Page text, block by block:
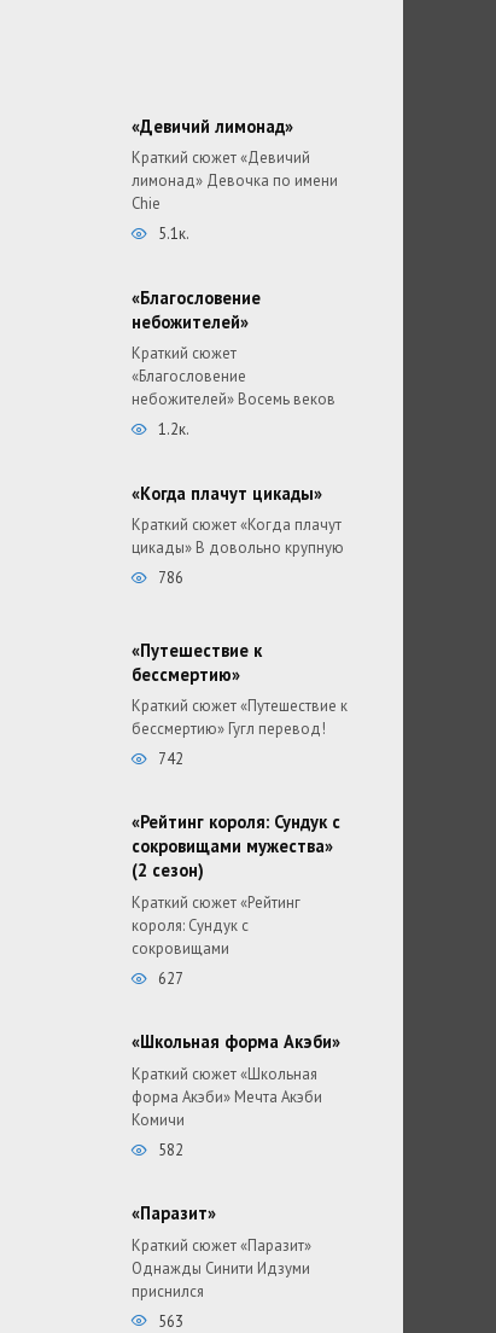
«Девичий лимонад»
Краткий сюжет «Девичий
лимонад» Девочка по имени
Chie
5.1к.
«Благословение
небожителей»
Краткий сюжет
«Благословение
небожителей» Восемь веков
1.2к.
«Когда плачут цикады»
Краткий сюжет «Когда плачут
цикады» В довольно крупную
786
«Путешествие к
бессмертию»
Краткий сюжет «Путешествие к
бессмертию» Гугл перевод!
742
«Рейтинг короля: Сундук с
сокровищами мужества»
(2 сезон)
Краткий сюжет «Рейтинг
короля: Сундук с
сокровищами
627
«Школьная форма Акэби»
Краткий сюжет «Школьная
форма Акэби» Мечта Акэби
Комичи
582
«Паразит»
Краткий сюжет «Паразит»
Однажды Синити Идзуми
приснился
563